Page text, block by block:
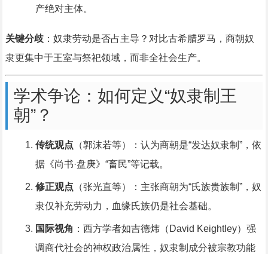
产绝对主体。
关键分歧：奴隶劳动是否占主导？对比古希腊罗马，商朝奴
隶更集中于王室与祭祀领域，而非全社会生产。
学术争论：如何定义“奴隶制王
朝”？
传统观点 （郭沫若等）：认为商朝是“发达奴隶制”，依
据《尚书·盘庚》“畜民”等记载。
修正观点 （张光直等）：主张商朝为“氏族贵族制”，奴
隶仅补充劳动力，血缘氏族仍是社会基础。
国际视角 ：西方学者如吉德炜（David Keightley）强
调商代社会的神权政治属性，奴隶制成分被宗教功能